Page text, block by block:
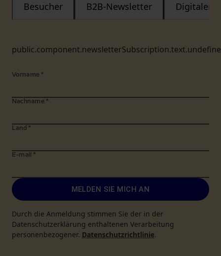
Besucher B2B-Newsletter Digitaler
Vorname *
Nachname *
Land *
E-mail *
MELDEN SIE MICH AN
Durch die Anmeldung stimmen Sie der in der
Datenschutzerklärung enthaltenen Verarbeitung
personenbezogener. Datenschutzrichtlinie.